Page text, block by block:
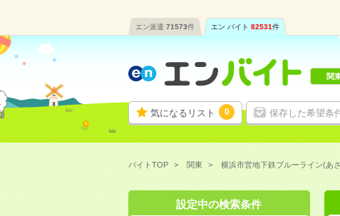
エン派遣 71573件 エン バイト 82531件
気になるリスト 0 保存した希望条
関
バイトTOP 関東 横浜市営地下鉄ブルーライン(あ
設定中の検索条件